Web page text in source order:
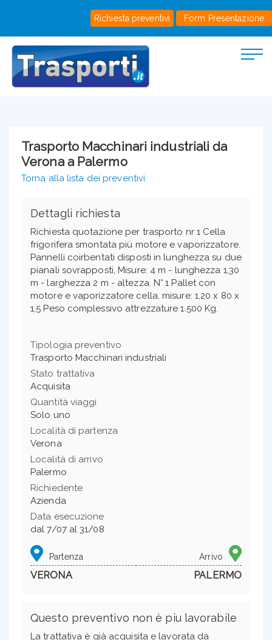
Richiesta preventivi Form Presentazione
Trasporto Macchinari industriali da
Verona a Palermo
Torna alla lista dei preventivi
Dettagli richiesta
Richiesta quotazione per trasporto nr 1 Cella
frigorifera smontata più motore e vaporizzatore.
Pannelli coirbentati disposti in lunghezza su due
pianali sovrapposti, Misure: 4 m - lunghezza 1,30
m - larghezza 2 m - altezza. N° 1 Pallet con
motore e vaporizzatore cella, misure: 1,20 x 80 x
1,5 Peso complessivo attrezzature 1.500 Kg.
Tipologia preventivo
Trasporto Macchinari industriali
Stato trattativa
Acquisita
Quantità viaggi
Solo uno
Località di partenza
Verona
Località di arrivo
Palermo
Richiedente
Azienda
Data esecuzione
dal 7/07 al 31/08
Partenza Arrivo
VERONA PALERMO
Questo preventivo non è piu lavorabile
La trattativa è già acquisita e lavorata da